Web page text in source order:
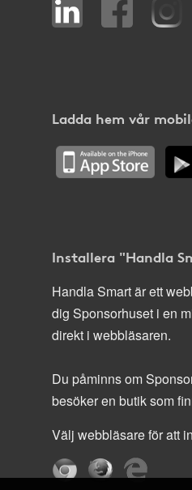
Ladda hem vår
Installera "Handla
Handla Smart är ett
dig Sponsorhuset i en
direkt i webbläsaren.
Du påminns om
besöker en butik som
Välj webbläsare för att